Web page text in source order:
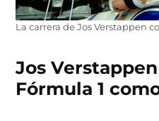
La carrera de Jos Verstappen
Jos
Fórmula 1